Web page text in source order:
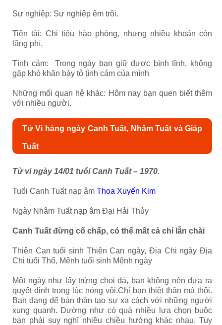
Sự nghiệp: Sự nghiệp êm trôi.
Tiền tài: Chi tiêu hào phóng, nhưng nhiều khoản còn
lãng phí.
Tình cảm: Trong ngày bạn giữ được bình tĩnh, không
gặp khó khăn bày tỏ tình cảm của mình
Những mối quan hệ khác: Hôm nay bạn quen biết thêm
với nhiều người.
Tử Vi hàng ngày Canh Tuất, Nhâm Tuất và Giáp
Tuất
Tử vi ngày 14/01 tuổi Canh Tuất – 1970.
Tuổi Canh Tuất nạp âm Thoa Xuyến Kim
Ngày Nhâm Tuất nạp âm Đại Hải Thủy
Canh Tuất đừng cố chấp, có thể mất cả chỉ lẫn chài
Thiên Can tuổi sinh Thiên Can ngày, Địa Chi ngày Địa
Chi tuổi Thổ, Mệnh tuổi sinh Mệnh ngày
Một ngày như lấy trứng chọi đá, bạn không nên đưa ra
quyết định trong lúc nóng vội.Chỉ bạn thiệt thân mà thôi.
Bạn đang để bản thân tạo sự xa cách với những người
xung quanh. Dường như có quá nhiều lựa chọn buộc
bạn phải suy nghĩ nhiều chiều hướng khác nhau. Tuy